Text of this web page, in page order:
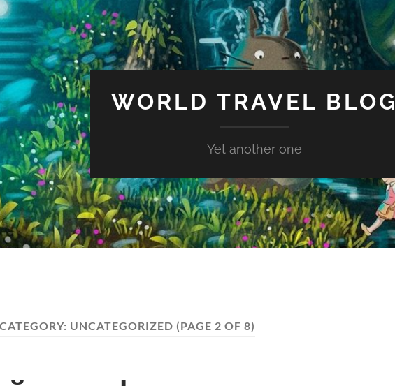
WORLD TRAVEL BLOG
Yet another one
CATEGORY: UNCATEGORIZED (PAGE 2 OF 8)